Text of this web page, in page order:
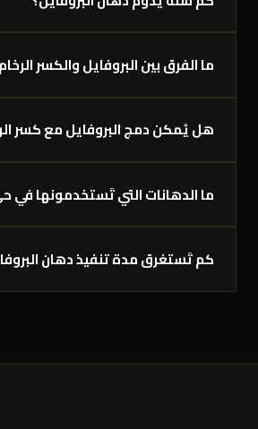
ما الفرق بين البروفايل والكسر
هل يُمكن دمج البروفايل مع كسر
ما الدهانات التي تَستخدمونها في
كم تَستغرق مدة تنفيذ دهان